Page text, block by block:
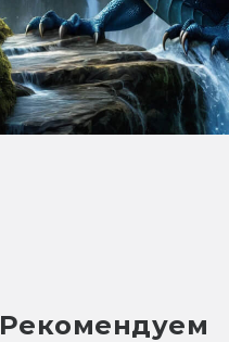
Рекомендуем